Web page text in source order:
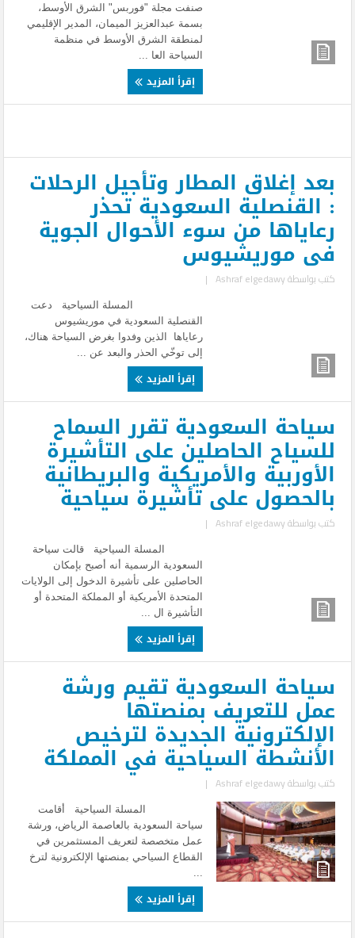
صنفت مجلة "فوربس" الشرق الأوسط،
بسمة عبدالعزيز الميمان، المدير الإقليمي
لمنطقة الشرق الأوسط في منظمة
السياحة العا ...
إقرأ المزيد
بعد إغلاق المطار وتأجيل الرحلات
: القنصلية السعودية تحذر
رعاياها من سوء الأحوال الجوية
فى موريشيوس
كتب بواسطةAshraf elgedawy
|
المسلة السياحية دعت
القنصلية السعودية في موريشيوس
رعاياها الذين وفدوا بغرض السياحة هناك،
إلى توخّي الحذر والبعد عن ...
إقرأ المزيد
سياحة السعودية تقرر السماح
للسياح الحاصلين على التأشيرة
الأوربية والأمريكية والبريطانية
بالحصول على تأشيرة سياحية
كتب بواسطةAshraf elgedawy
|
المسلة السياحية قالت سياحة
السعودية الرسمية أنه أصبح بإمكان
الحاصلين على تأشيرة الدخول إلى الولايات
المتحدة الأمريكية أو المملكة المتحدة أو
التأشيرة ال ...
إقرأ المزيد
سياحة السعودية تقيم ورشة
عمل للتعريف بمنصتها
الإلكترونية الجديدة لترخيص
الأنشطة السياحية في المملكة
كتب بواسطةAshraf elgedawy
|
المسلة السياحية أقامت
سياحة السعودية بالعاصمة الرياض، ورشة
عمل متخصصة لتعريف المستثمرين في
القطاع السياحي بمنصتها الإلكترونية لترخ
...
إقرأ المزيد